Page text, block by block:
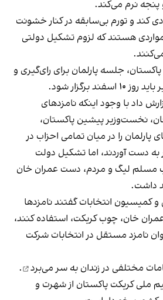
نرم می‌کند.
کند و تورم بی‌سابقه در کنار خشونت‌
هستند که لزوم تشکیل دولتی
جلسه پارلمان برای رای‌گیری و
برگزار شود.
دادبا وجود اینکه نامزدهای
نخست‌وزیر پیشین پاکستان،
را در میان تمامی احزاب در
به دست آوردند، اما تشکیل دولت
مسلم لیگ و مردم، دست عمران خان
داشت.
و کمیسیون انتخابات گفتند نامزدها
خان، چوب کریکت، استفاده کنند،
نامزد مستقل در انتخابات شرکت
مختلفی در زندان به سر می‌برد
.
ملی کریکت پاکستان از شهرت و